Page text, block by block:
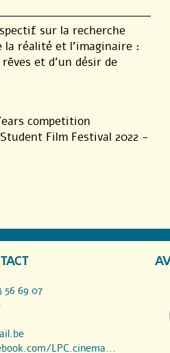
sur la recherche
réalité et l’imaginaire :
et d’un désir de
competition
Film Festival 2022 -
56 69 07
LPC.cinema...